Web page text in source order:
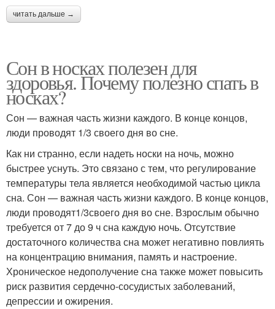
читать дальше →
Сон в носках полезен для
здоровья. Почему полезно спать в
носках?
Сон — важная часть жизни каждого. В конце концов,
люди проводят 1/3 своего дня во сне.
Как ни странно, если надеть носки на ночь, можно
быстрее уснуть. Это связано с тем, что регулирование
температуры тела является необходимой частью цикла
сна. Сон — важная часть жизни каждого. В конце концов,
люди проводят1/3своего дня во сне. Взрослым обычно
требуется от 7 до 9 ч сна каждую ночь. Отсутствие
достаточного количества сна может негативно повлиять
на концентрацию внимания, память и настроение.
Хроническое недополучение сна также может повысить
риск развития сердечно-сосудистых заболеваний,
депрессии и ожирения.